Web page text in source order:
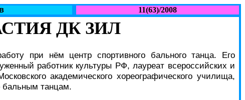
11(63)/2008
ДК ЗИЛ
при нём центр спортивного бального танца. Его
работник культуры РФ, лауреат всероссийских и
академического хореографического училища,
бальным танцам.